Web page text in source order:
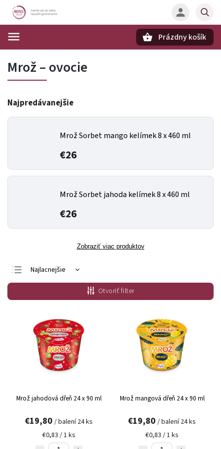
Prázdny košík
Mrož – ovocie
Najpredávanejšie
Mrož Sorbet mango kelímek 8 x 460 ml
€26
Mrož Sorbet jahoda kelímek 8 x 460 ml
€26
Zobraziť viac produktov
Najlacnejšie
Najdrahšie
Najpredávanejšie
Abecedne
Otvoriť filter
Mrož jahodová dřeň 24 x 90 ml
€19,80 / balení 24 ks
€0,83 / 1 ks
Mrož mangová dřeň 24 x 90 ml
€19,80 / balení 24 ks
€0,83 / 1 ks